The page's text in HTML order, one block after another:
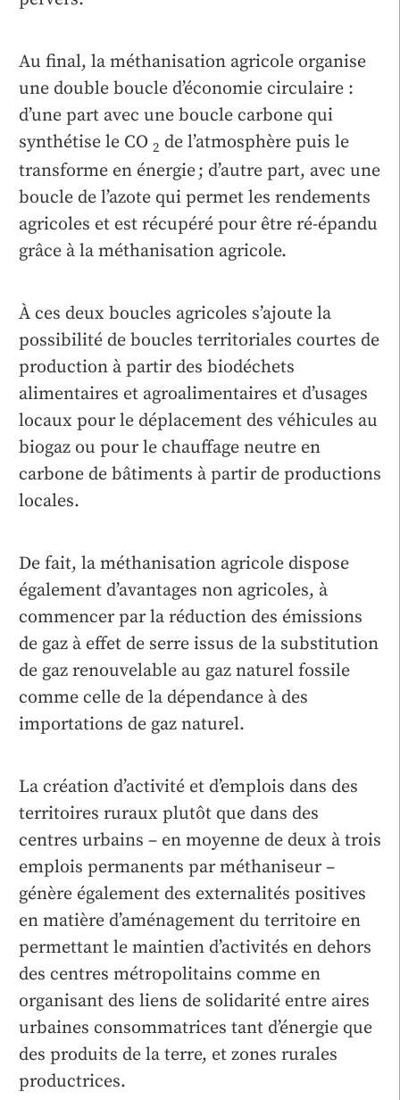
Au final, la méthanisation agricole organise
une double boucle d’économie circulaire :
d’une part avec une boucle carbone qui
synthétise le CO 2 de l’atmosphère puis le
transforme en énergie ; d’autre part, avec une
boucle de l’azote qui permet les rendements
agricoles et est récupéré pour être ré-épandu
grâce à la méthanisation agricole.
À ces deux boucles agricoles s’ajoute la
possibilité de boucles territoriales courtes de
production à partir des biodéchets
alimentaires et agroalimentaires et d’usages
locaux pour le déplacement des véhicules au
biogaz ou pour le chauffage neutre en
carbone de bâtiments à partir de productions
locales.
De fait, la méthanisation agricole dispose
également d’avantages non agricoles, à
commencer par la réduction des émissions
de gaz à effet de serre issus de la substitution
de gaz renouvelable au gaz naturel fossile
comme celle de la dépendance à des
importations de gaz naturel.
La création d’activité et d’emplois dans des
territoires ruraux plutôt que dans des
centres urbains – en moyenne de deux à trois
emplois permanents par méthaniseur –
génère également des externalités positives
en matière d’aménagement du territoire en
permettant le maintien d’activités en dehors
des centres métropolitains comme en
organisant des liens de solidarité entre aires
urbaines consommatrices tant d’énergie que
des produits de la terre, et zones rurales
productrices.